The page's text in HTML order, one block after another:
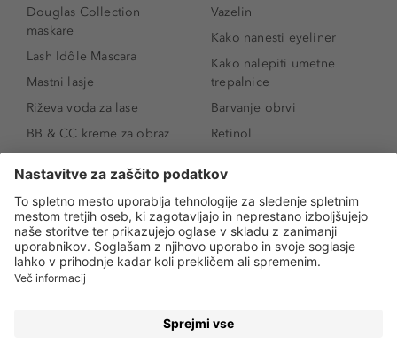
Douglas Collection
maskare
Lash Idôle Mascara
Mastni lasje
Riževa voda za lase
BB & CC kreme za obraz
SPF 30
Senčila za oči
Tekoči puder
Ličenje povešenih vek
Kako povečati oči
Vazelin
Kako nanesti eyeliner
Kako nalepiti umetne
trepalnice
Barvanje obrvi
Retinol
Niacinamid
Rozacea
Salicilna kislina